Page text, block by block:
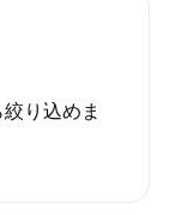
り込めま